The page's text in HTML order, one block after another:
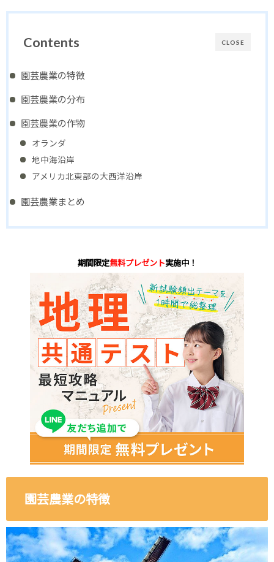
CLOSE
Contents
園芸農業の特徴
園芸農業の分布
園芸農業の作物
オランダ
地中海沿岸
アメリカ北東部の大西洋沿岸
園芸農業まとめ
期間限定無料プレゼント実施中！
園芸農業の特徴